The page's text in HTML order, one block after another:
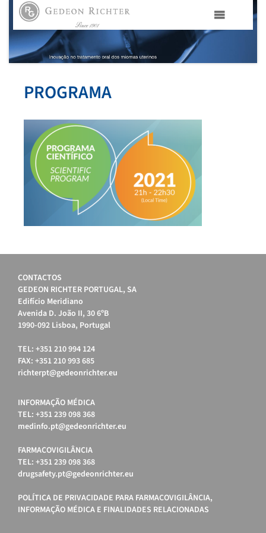
HOME
ÁREAS TERAPÊUTICAS
MEDIA
PROGRAMA
CONTACTOS
GEDEON RICHTER PORTUGAL, SA
Edifício Meridiano
Avenida D. João II, 30 6ºB
1990-092 Lisboa, Portugal
TEL: +351 210 994 124
FAX: +351 210 993 685
richterpt@gedeonrichter.eu
INFORMAÇÃO MÉDICA
TEL: +351 239 098 368
medinfo.pt@gedeonrichter.eu
FARMACOVIGILÂNCIA
TEL: +351 239 098 368
drugsafety.pt@gedeonrichter.eu
POLÍTICA DE PRIVACIDADE PARA FARMACOVIGILÂNCIA,
INFORMAÇÃO MÉDICA E FINALIDADES RELACIONADAS